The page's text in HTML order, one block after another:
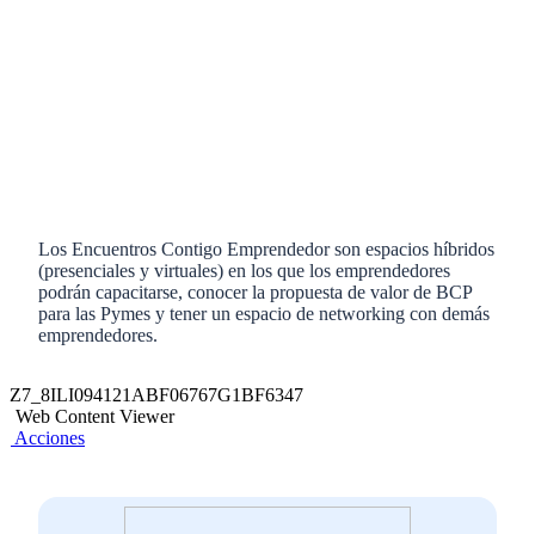
Los Encuentros Contigo Emprendedor son espacios híbridos
(presenciales y virtuales) en los que los emprendedores
podrán capacitarse, conocer la propuesta de valor de BCP
para las Pymes y tener un espacio de networking con demás
emprendedores.
Z7_8ILI094121ABF06767G1BF6347
Web Content Viewer
Acciones